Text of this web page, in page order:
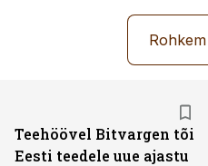
Teehöövel Bitvargen tõi
Eesti teedele uue ajastu